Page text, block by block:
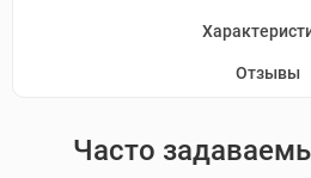
Отзывы
Часто